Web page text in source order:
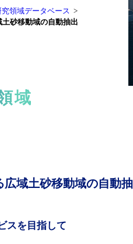
究領域データベース
砂移動域の自動抽出
域
域土砂移動域の自動抽
スを目指して